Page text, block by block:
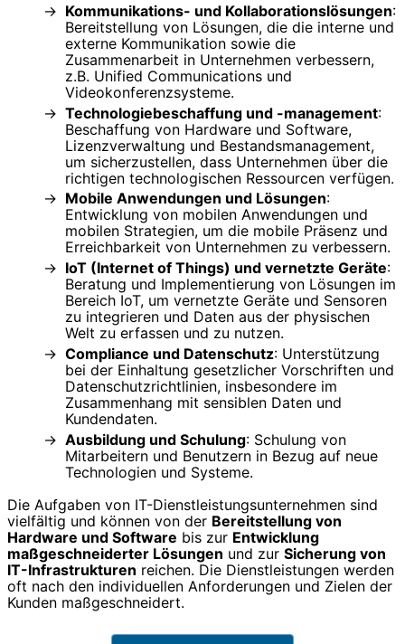
Kommunikations- und Kollaborationslösungen:
Bereitstellung von Lösungen, die die interne und
externe Kommunikation sowie die
Zusammenarbeit in Unternehmen verbessern,
z.B. Unified Communications und
Videokonferenzsysteme.
Technologiebeschaffung und -management:
Beschaffung von Hardware und Software,
Lizenzverwaltung und Bestandsmanagement,
um sicherzustellen, dass Unternehmen über die
richtigen technologischen Ressourcen verfügen.
Mobile Anwendungen und Lösungen:
Entwicklung von mobilen Anwendungen und
mobilen Strategien, um die mobile Präsenz und
Erreichbarkeit von Unternehmen zu verbessern.
IoT (Internet of Things) und vernetzte Geräte:
Beratung und Implementierung von Lösungen im
Bereich IoT, um vernetzte Geräte und Sensoren
zu integrieren und Daten aus der physischen
Welt zu erfassen und zu nutzen.
Compliance und Datenschutz: Unterstützung
bei der Einhaltung gesetzlicher Vorschriften und
Datenschutzrichtlinien, insbesondere im
Zusammenhang mit sensiblen Daten und
Kundendaten.
Ausbildung und Schulung: Schulung von
Mitarbeitern und Benutzern in Bezug auf neue
Technologien und Systeme.
Die Aufgaben von IT-Dienstleistungsunternehmen sind
vielfältig und können von der Bereitstellung von
Hardware und Software bis zur Entwicklung
maßgeschneiderter Lösungen und zur Sicherung von
IT-Infrastrukturen reichen. Die Dienstleistungen werden
oft nach den individuellen Anforderungen und Zielen der
Kunden maßgeschneidert.